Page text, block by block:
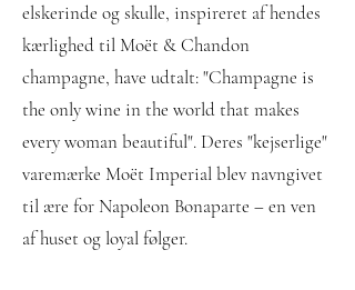
elskerinde og skulle, inspireret af hendes
kærlighed til Moët & Chandon
champagne, have udtalt: "Champagne is
the only wine in the world that makes
every woman beautiful". Deres "kejserlige"
varemærke Moët Imperial blev navngivet
til ære for Napoleon Bonaparte – en ven
af huset og loyal følger.